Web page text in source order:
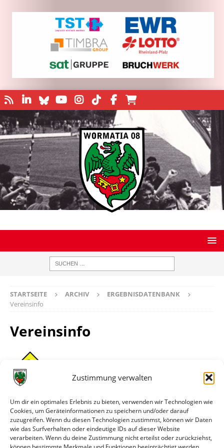
Zustimmung verwalten
Um dir ein optimales Erlebnis zu bieten, verwenden wir Technologien wie
Cookies, um Geräteinformationen zu speichern und/oder darauf
zuzugreifen. Wenn du diesen Technologien zustimmst, können wir Daten
wie das Surfverhalten oder eindeutige IDs auf dieser Website
verarbeiten. Wenn du deine Zustimmung nicht erteilst oder zurückziehst,
STARTSEITE ARCHIV
ERGEBNISDATENBANK
Vereinsinfo
Vereinsinfo
SC Hauenstein
Homepage
https://www.sc-hauenstein.de/
Ort
Hauenstein